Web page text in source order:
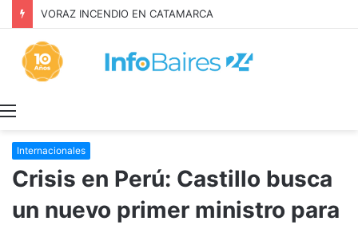
Inquilinos alertan por la Ley de Propiedad Privada
Internacionales
Crisis en Perú: Castillo busca
un nuevo primer ministro para